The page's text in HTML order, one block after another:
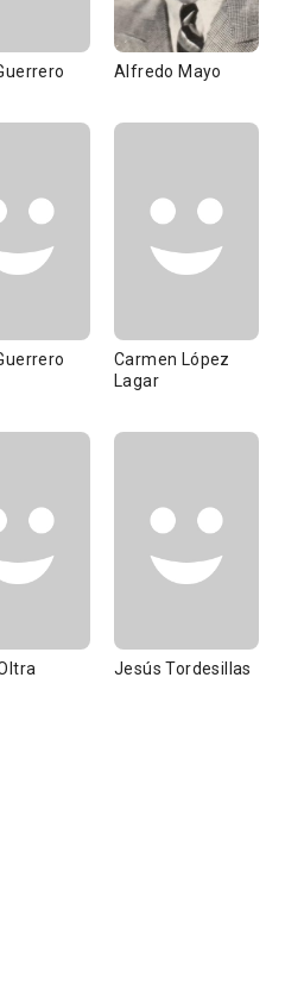
Alfredo Mayo
Carmen López
Lagar
Jesús Tordesillas